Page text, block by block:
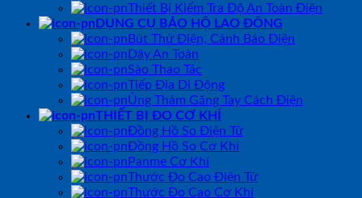
Thiết Bị Kiểm Tra Độ An Toàn Điện
DỤNG CỤ BẢO HỘ LAO ĐỘNG
Bút Thử Điện, Cảnh Báo Điện
Dây An Toàn
Sào Thao Tác
Tiếp Địa Di Động
Ủng Thảm Găng Tay Cách Điện
THIẾT BỊ ĐO CƠ KHÍ
Đồng Hồ So Điện Tử
Đồng Hồ So Cơ Khí
Panme Cơ Khí
Thước Đo Cao Điện Tử
Thước Đo Cao Cơ Khí